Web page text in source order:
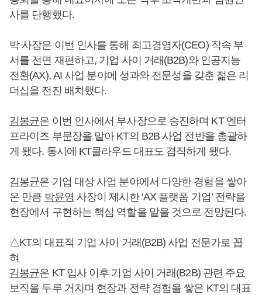
사를 단행했다.
박 사장은 이번 인사를 통해 최고경영자(CEO) 직속 부
서를 전면 재편하고, 기업 사이 거래(B2B)와 인공지능
전환(AX), AI 사업 분야에 성과와 전문성을 갖춘 젊은 리
더십을 전진 배치했다.
김봉균은 이번 인사에서 부사장으로 승진하며 KT 엔터
프라이즈 부문장을 맡아 KT의 B2B 사업 전반을 총괄하
게 됐다. 동시에 KT클라우드 대표도 겸직하게 됐다.
김봉균은 기업 대상 사업 분야에서 다양한 경험을 쌓아
온 만큼 박윤영 사장이 제시한 ‘AX 플랫폼 기업’ 전략을
현장에서 구현하는 핵심 역할을 맡을 것으로 전망된다.
△KT의 대표적 기업 사이 거래(B2B) 사업 전문가로 꼽
혀
김봉균은 KT 입사 이후 기업 사이 거래(B2B) 관련 주요
보직을 두루 거치며 현장과 전략 경험을 쌓은 KT의 대표